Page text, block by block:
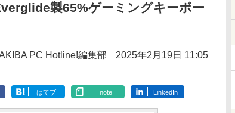
製65%ゲーミングキーボー
PC Hotline!編集部 2025年2月19日 11:05
はてブ note LinkedIn